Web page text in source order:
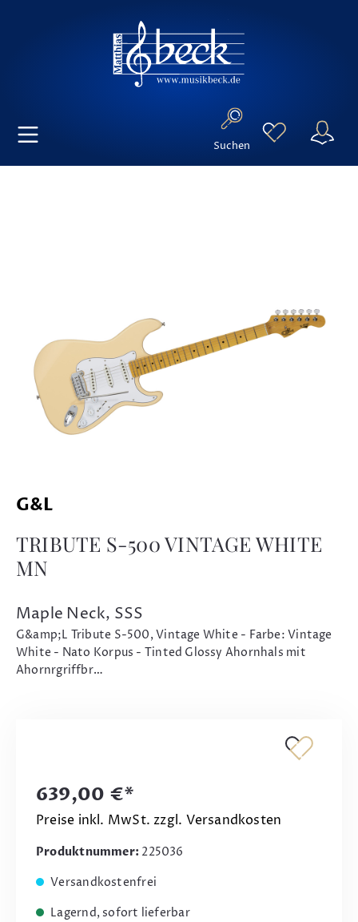
Suchen
G&L
TRIBUTE S-500 VINTAGE WHITE
MN
Maple Neck, SSS
G&amp;L Tribute S-500, Vintage White - Farbe: Vintage
White - Nato Korpus - Tinted Glossy Ahornhals mit
Ahornrgriffbr…
639,00 €*
Preise inkl. MwSt. zzgl. Versandkosten
Produktnummer: 225036
Versandkostenfrei
Lagernd, sofort lieferbar